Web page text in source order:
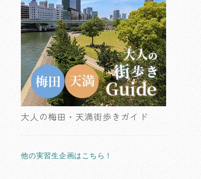
大人の梅田・天満街歩きガイド
他の実習生企画はこちら！